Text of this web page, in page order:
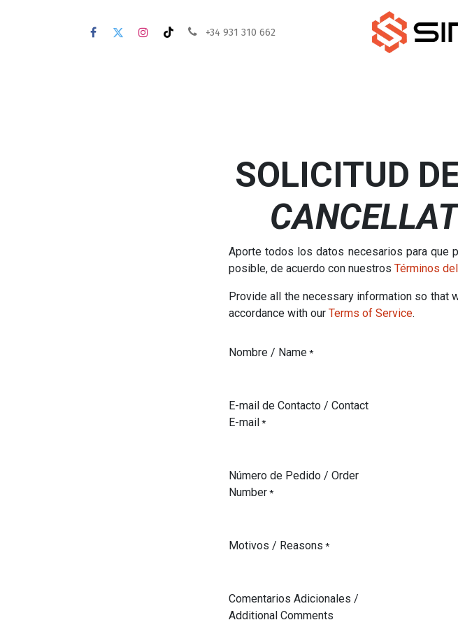
+34 931 310 662
SOLICITUD
Aporte todos los datos necesarios para que
posible, de acuerdo con nuestros Términos
Provide all the necessary information so that
accordance with our Terms of Service.
Nombre / Name*
E-mail de Contacto / Contact
E-mail*
Número de Pedido / Order
Number*
Motivos / Reasons *
Comentarios Adicionales /
Additional Comments